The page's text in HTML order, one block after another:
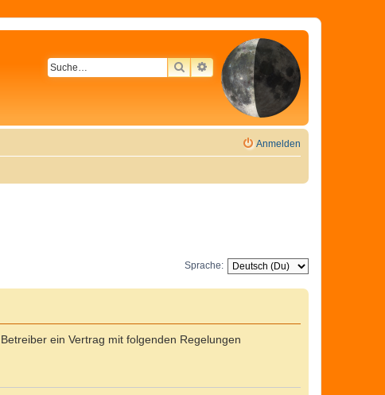
SUCHEERWEITERTE SUCHE
Anmelden
Sprache:
ein Vertrag mit folgenden Regelungen